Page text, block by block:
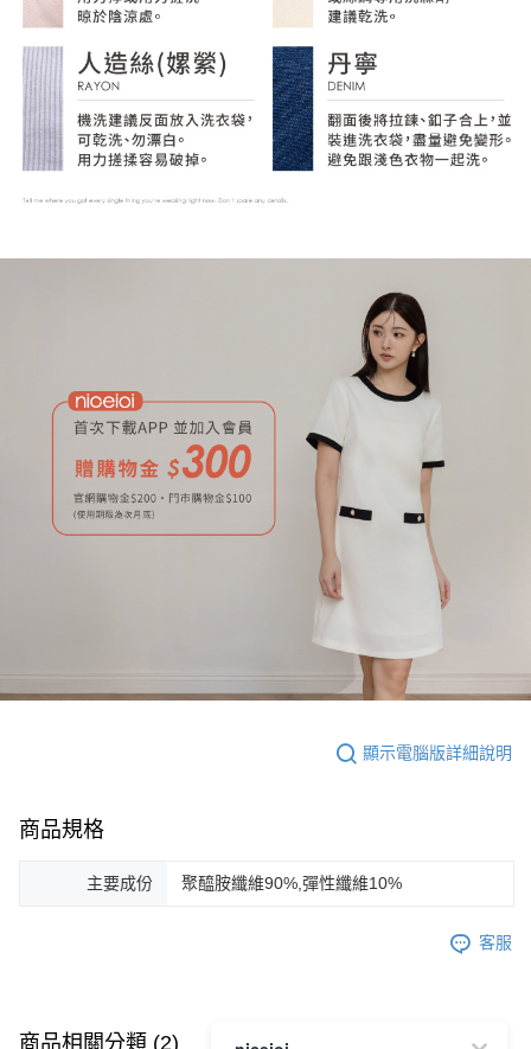
顯示電腦版詳細說明
商品規格
主要成份 聚醯胺纖維90%,彈性纖維10%
客服
商品相關分類 (2)